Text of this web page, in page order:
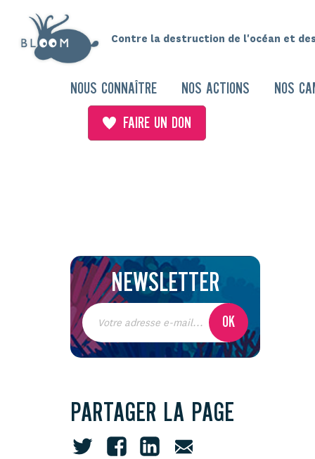
Contre la destruction de l'océan et
NOUS CONNAÎTRE NOS ACTIONS NOS
FAIRE UN DON
NEWSLETTER
PARTAGER LA PAGE